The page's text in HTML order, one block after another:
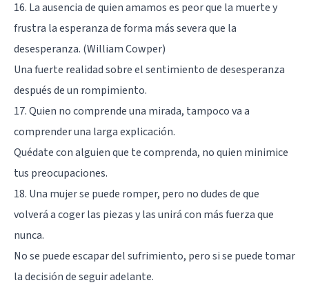
16. La ausencia de quien amamos es peor que la muerte y
frustra la esperanza de forma más severa que la
desesperanza. (William Cowper)
Una fuerte realidad sobre el sentimiento de desesperanza
después de un rompimiento.
17. Quien no comprende una mirada, tampoco va a
comprender una larga explicación.
Quédate con alguien que te comprenda, no quien minimice
tus preocupaciones.
18. Una mujer se puede romper, pero no dudes de que
volverá a coger las piezas y las unirá con más fuerza que
nunca.
No se puede escapar del sufrimiento, pero si se puede tomar
la decisión de seguir adelante.